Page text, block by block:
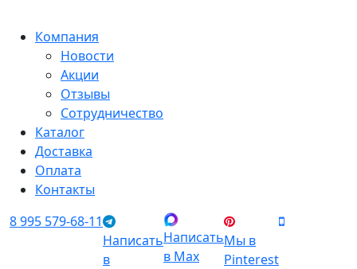
Компания
Новости
Акции
Отзывы
Сотрудничество
Каталог
Доставка
Оплата
Контакты
8 995 579-68-11
Написать
в
Написать
в Max
Мы в
Pinterest